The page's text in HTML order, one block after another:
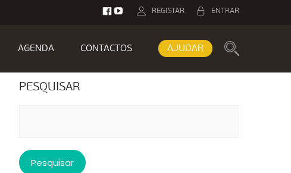
ENTRAR
REGISTAR
AGENDA CONTACTOS AJUDAR
PESQUISAR